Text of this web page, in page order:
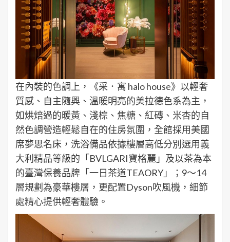
在內裝的色調上，《采．寓 halo house》以輕奢
質感、自主隨興、溫暖明亮的美拉德色系為主，
如烘焙過的暖黃、淺棕、焦糖、紅磚、米杏的自
然色調營造輕鬆自在的住房氛圍，全館採用美國
席夢思名床，洗浴備品依據樓層高低分別選用義
大利精品等級的「BVLGARI寶格麗」及以茶為本
的臺灣保養品牌「一日茶道TEAORY」；9～14
層規劃為豪華樓層，更配置Dyson吹風機，細節
處精心提供輕奢體驗。